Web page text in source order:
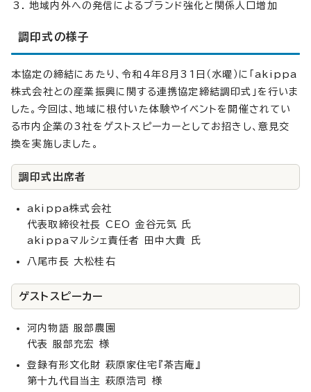
地域内外への発信によるブランド強化と関係人口増加
調印式の様子
本協定の締結にあたり、令和4年8月31日（水曜）に「akippa
株式会社との産業振興に関する連携協定締結調印式」を行いま
した。今回は、地域に根付いた体験やイベントを開催されてい
る市内企業の3社をゲストスピーカーとしてお招きし、意見交
換を実施しました。
調印式出席者
akippa株式会社
代表取締役社長 CEO 金谷元気 氏
akippaマルシェ責任者 田中大貴 氏
八尾市長 大松桂右
ゲストスピーカー
河内物語 服部農園
代表 服部充宏 様
登録有形文化財 萩原家住宅『茶吉庵』
第十九代目当主 萩原浩司 様